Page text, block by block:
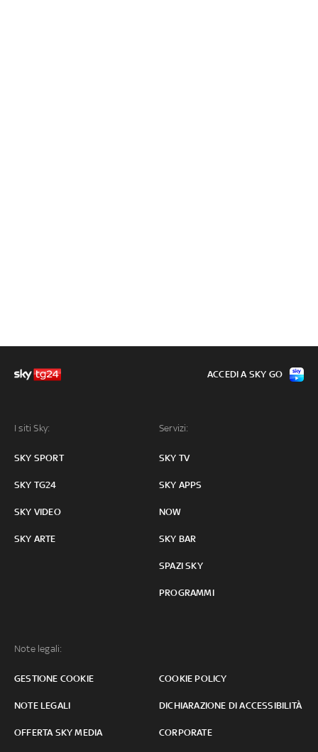
I siti Sky:
SKY SPORT
SKY TG24
SKY VIDEO
SKY ARTE
Servizi:
SKY TV
SKY APPS
NOW
SKY BAR
SPAZI SKY
PROGRAMMI
Note legali:
GESTIONE COOKIE COOKIE POLICY
NOTE LEGALI DICHIARAZIONE DI ACCESSIBILITÀ
OFFERTA SKY MEDIA CORPORATE
ACCEDI A SKY GO